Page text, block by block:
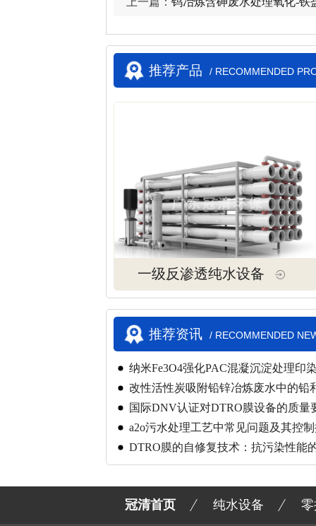
推荐产品 / RECOMMENDED
一级反渗透纯水设备
推荐资讯 / RECOMMENDED
纳米Fe3O4强化PAC混凝沉淀处理印
改性活性炭吸附铅锌冶炼废水中的铅
国际DNV认证对DTRO膜设备的质量
a2o污水处理工艺中常见问题及其控
标准)
DTRO膜的自修复技术：抗污染性能
冠清首页 纯水设备